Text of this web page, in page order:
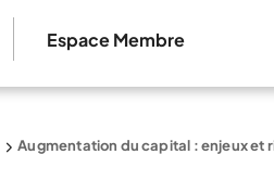
Espace Membre
Augmentation du capital : enjeux et